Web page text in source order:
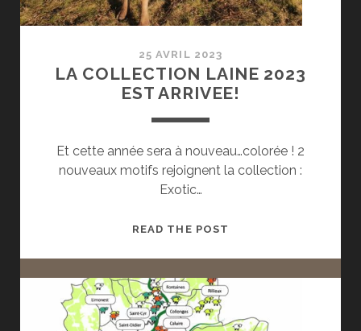
25 AVRIL 2023
LA COLLECTION LAINE 2023
EST ARRIVEE!
Et cette année sera à nouveau…colorée ! 2
nouveaux motifs rejoignent la collection :
Exotic…
READ THE POST
2023
ARRIVEE!